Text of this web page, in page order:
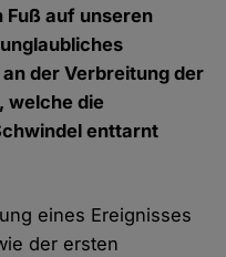
Fuß auf unseren
der Verbreitung der
welche die
enttarnt
eines Ereignisses
der ersten